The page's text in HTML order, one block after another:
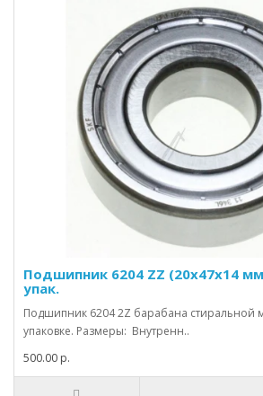
Подшипник 6204 ZZ (20x47x14
упак.
Подшипник 6204 2Z барабана стиральной
упаковке. Размеры: Внутренн..
500.00 р.